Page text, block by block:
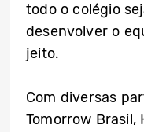
todo o colégio
desenvolver o
jeito.
Com diversas
Tomorrow